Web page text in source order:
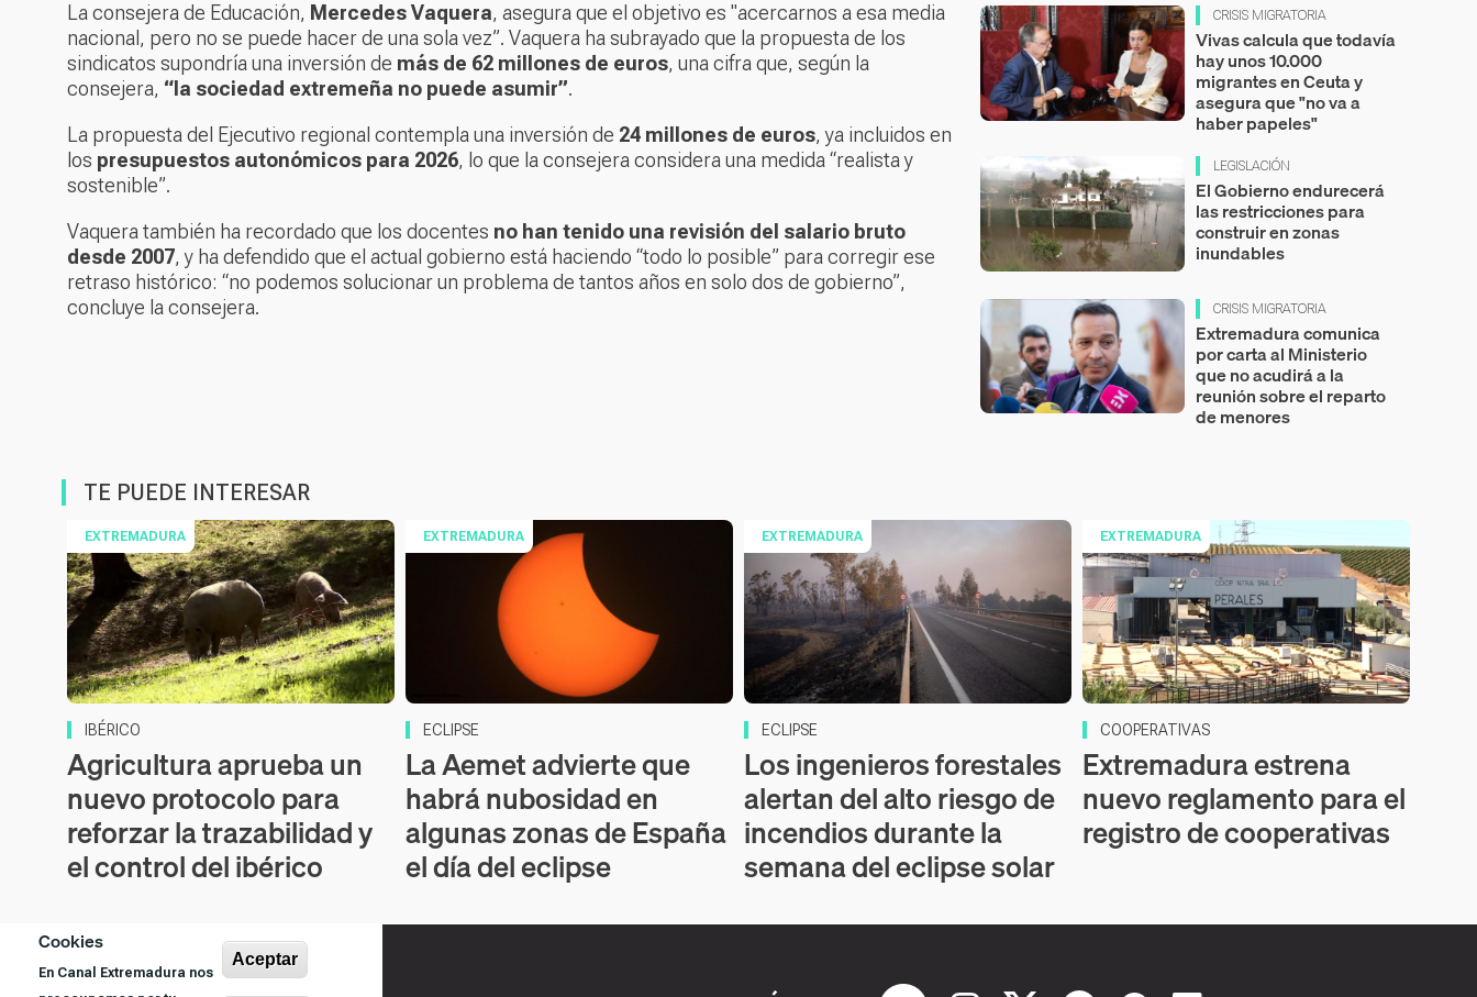
Cookies
En Canal Extremadura nos
Aceptar
La consejera de Educación, Mercedes Vaquera, asegura que el objetivo es "acercarnos a esa media
nacional, pero no se puede hacer de una sola vez”. Vaquera ha subrayado que la propuesta de los
sindicatos supondría una inversión de más de 62 millones de euros, una cifra que, según la
consejera, “la sociedad extremeña no puede asumir”.
La propuesta del Ejecutivo regional contempla una inversión de 24 millones de euros, ya incluidos en
los presupuestos autonómicos para 2026, lo que la consejera considera una medida “realista y
sostenible”.
Vaquera también ha recordado que los docentes no han tenido una revisión del salario bruto
desde 2007, y ha defendido que el actual gobierno está haciendo “todo lo posible” para corregir ese
retraso histórico: “no podemos solucionar un problema de tantos años en solo dos de gobierno”,
concluye la consejera.
CRISIS MIGRATORIA
Vivas calcula que todavía
hay unos 10.000
migrantes en Ceuta y
asegura que "no va a
haber papeles"
LEGISLACIÓN
El Gobierno endurecerá
las restricciones para
construir en zonas
inundables
CRISIS MIGRATORIA
Extremadura comunica
por carta al Ministerio
que no acudirá a la
reunión sobre el reparto
de menores
TE PUEDE INTERESAR
EXTREMADURA
IBÉRICO
Agricultura aprueba un
nuevo protocolo para
reforzar la trazabilidad y
el control del ibérico
EXTREMADURA
ECLIPSE
La Aemet advierte que
habrá nubosidad en
algunas zonas de España
el día del eclipse
EXTREMADURA
ECLIPSE
Los ingenieros forestales
alertan del alto riesgo de
incendios durante la
semana del eclipse solar
EXTREMADURA
COOPERATIVAS
Extremadura estrena
nuevo reglamento para el
registro de cooperativas